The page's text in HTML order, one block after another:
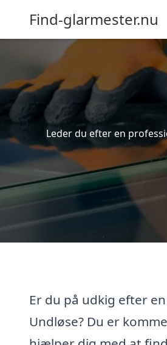
Find-glarmester.nu
Leder du efter en
Er du på udkig efter
Undløse? Du er